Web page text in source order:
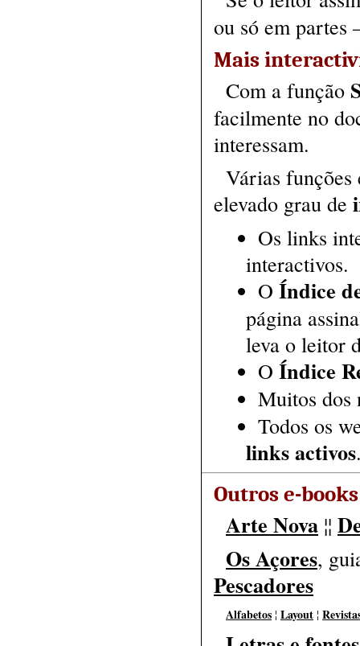
ou só em
Mais
Com a função
facilmente no
interessam.
Várias funções
elevado grau de
Os links
interactivos.
O Índice
página
leva o leitor
O Índice
Muitos dos
Todos os
links activos
Outros e-books
Arte Nova ¦¦
Os Açores,
Pescadores
Alfabetos ¦ Layout ¦